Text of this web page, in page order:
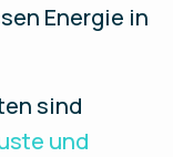
Energie in
sind
und